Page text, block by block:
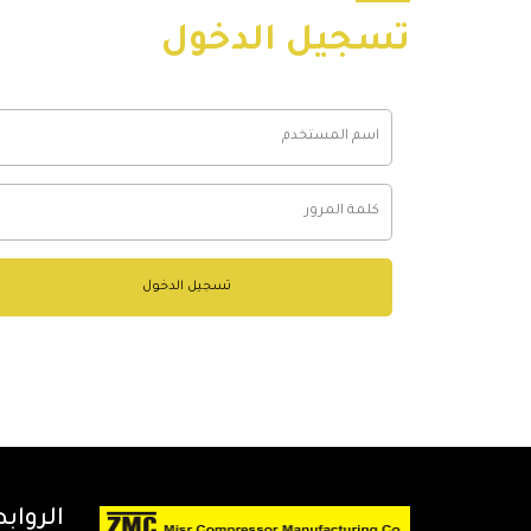
تسجيل الدخول
تسجيل الدخول